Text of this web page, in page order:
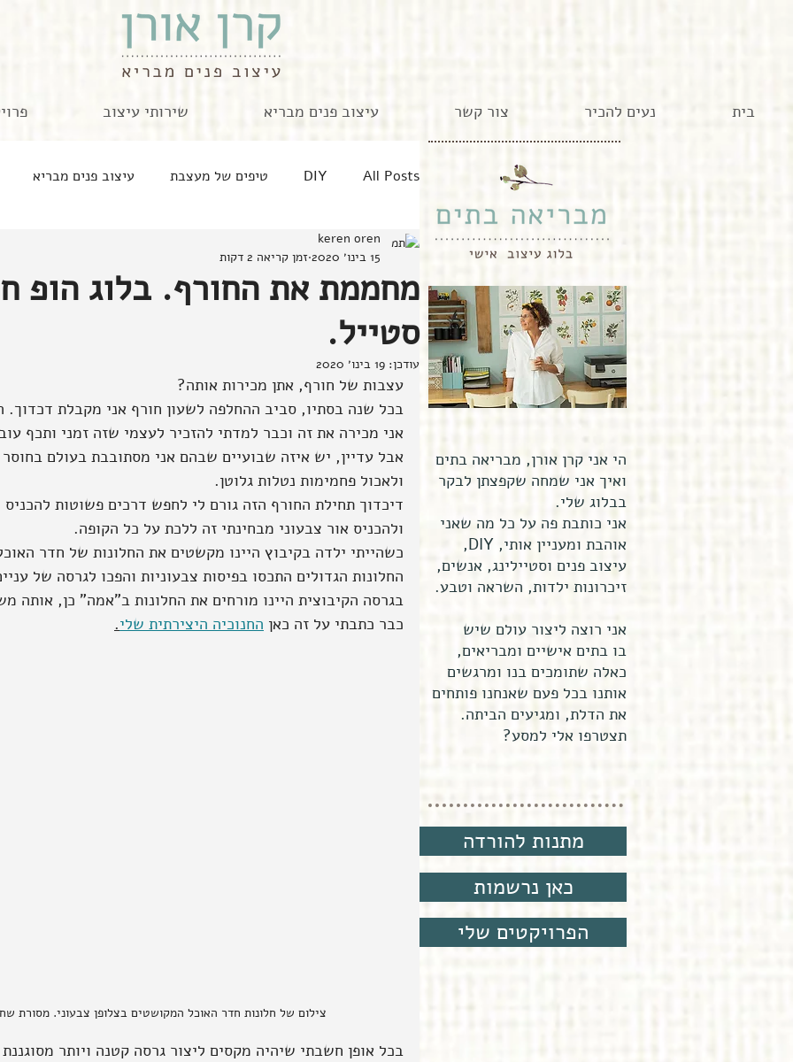
בית נעים להכיר צור קשר עיצוב פנים מבריא שירותי עיצוב
All Posts
DIY טיפים של מעצבת עיצוב פנים מבריא
בית רגש בלוג
מטבחים ומה שבסירים
יוצרות זיכרונות
מחממת את החורף. בלוג הופ
סטייל.
keren oren
15 בינו׳ 2020
זמן קריאה 2 דקות
עודכן: 19 בינו׳ 2020
עצבות של חורף, אתן מכירות אותה?
בכל שנה בסתיו, סביב ההחלפה לשעון חורף אני מקבלת
אני מכירה את זה וכבר למדתי להזכיר לעצמי שזה זמני ותכף
אבל עדיין, יש איזה שבועיים שבהם אני מסתובבת בעולם
ולאכול פחמימות נטלות גלוטן.
דיכדוך תחילת החורף הזה גורם לי לחפש דרכים פשוטות
ולהכניס אור צבעוני מבחינתי זה ללכת על כל הקופה.
כשהייתי ילדה בקיבוץ היינו מקשטים את החלונות של חדר
החלונות הגדולים התכסו בפיסות צבעוניות והפכו לגרסה של
בגרסה הקיבוצית היינו מורחים את החלונות ב"אמה" כן, אותה
כבר כתבתי על זה כאן החנוכיה היצירתית שלי.
צילום של חלונות חדר האוכל המקושטים בצלופן צבעוני. מסורת
בכל אופן חשבתי שיהיה מקסים ליצור גרסה קטנה ויותר
הי אני קרן אורן, מבריאה בתים
ואיך אני שמחה שקפצתן לבקר
בבלוג שלי.
אני כותבת פה על כל מה שאני
אוהבת ומעניין אותי, DIY,
עיצוב פנים וסטיילינג, אנשים,
זיכרונות ילדות, השראה וטבע.
אני רוצה ליצור עולם שיש
בו בתים אישיים ומבריאים,
כאלה שתומכים בנו ומרגשים
אותנו בכל פעם שאנחנו פותחים
את הדלת, ומגיעים הביתה.
תצטרפו אלי למסע?
מתנות להורדה
כאן נרשמות
הפרויקטים שלי